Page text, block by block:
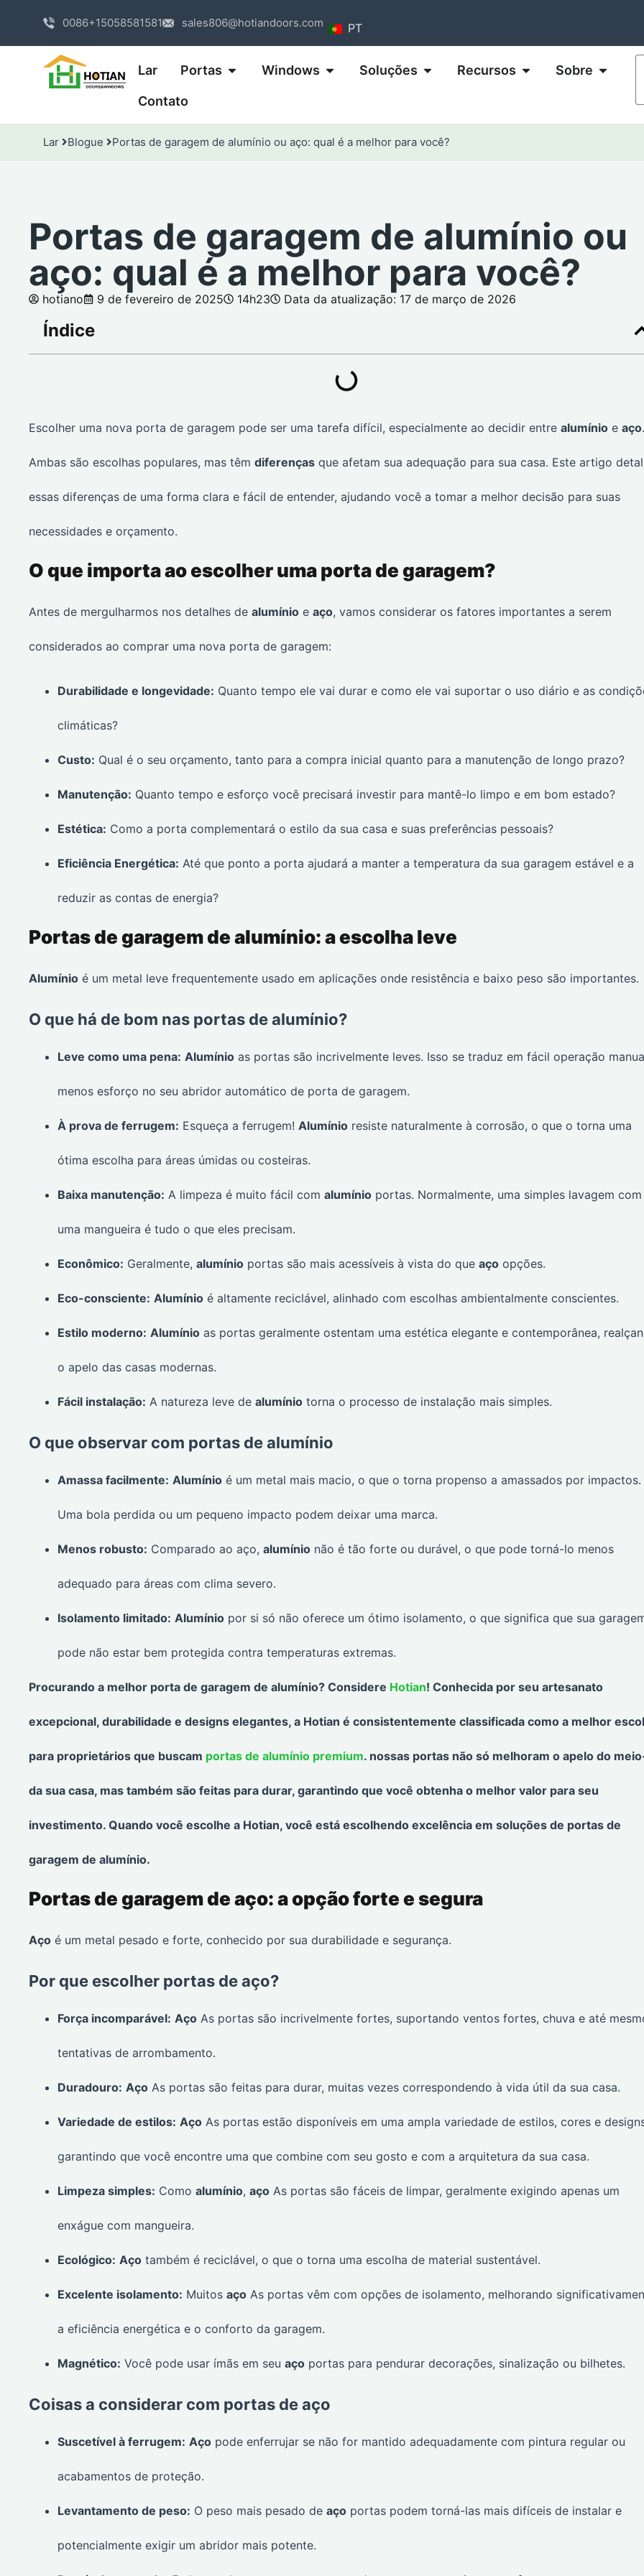
0086+15058581581 sales806@hotiandoors.com PT
Lar Portas Windows Soluções Recursos Sobre
Contato
Lar Blogue Portas de garagem de alumínio ou aço: qual é a melhor para você?
Portas de garagem de alumínio ou
aço: qual é a melhor para você?
hotiano 9 de fevereiro de 2025 14h23 Data da atualização: 17 de março de 2026
Índice
Escolher uma nova porta de garagem pode ser uma tarefa difícil, especialmente ao decidir entre alumínio e aço.
Ambas são escolhas populares, mas têm diferenças que afetam sua adequação para sua casa. Este artigo
essas diferenças de uma forma clara e fácil de entender, ajudando você a tomar a melhor decisão para suas
necessidades e orçamento.
O que importa ao escolher uma porta de garagem?
Antes de mergulharmos nos detalhes de alumínio e aço, vamos considerar os fatores importantes a serem
considerados ao comprar uma nova porta de garagem:
Durabilidade e longevidade: Quanto tempo ele vai durar e como ele vai suportar o uso diário e as
climáticas?
Custo: Qual é o seu orçamento, tanto para a compra inicial quanto para a manutenção de longo prazo?
Manutenção: Quanto tempo e esforço você precisará investir para mantê-lo limpo e em bom estado?
Estética: Como a porta complementará o estilo da sua casa e suas preferências pessoais?
Eficiência Energética: Até que ponto a porta ajudará a manter a temperatura da sua garagem estável e a
reduzir as contas de energia?
Portas de garagem de alumínio: a escolha leve
Alumínio é um metal leve frequentemente usado em aplicações onde resistência e baixo peso são importantes.
O que há de bom nas portas de alumínio?
Leve como uma pena: Alumínio as portas são incrivelmente leves. Isso se traduz em fácil operação
menos esforço no seu abridor automático de porta de garagem.
À prova de ferrugem: Esqueça a ferrugem! Alumínio resiste naturalmente à corrosão, o que o torna uma
ótima escolha para áreas úmidas ou costeiras.
Baixa manutenção: A limpeza é muito fácil com alumínio portas. Normalmente, uma simples lavagem com
uma mangueira é tudo o que eles precisam.
Econômico: Geralmente, alumínio portas são mais acessíveis à vista do que aço opções.
Eco-consciente: Alumínio é altamente reciclável, alinhado com escolhas ambientalmente conscientes.
Estilo moderno: Alumínio as portas geralmente ostentam uma estética elegante e contemporânea,
o apelo das casas modernas.
Fácil instalação: A natureza leve de alumínio torna o processo de instalação mais simples.
O que observar com portas de alumínio
Amassa facilmente: Alumínio é um metal mais macio, o que o torna propenso a amassados por impactos.
Uma bola perdida ou um pequeno impacto podem deixar uma marca.
Menos robusto: Comparado ao aço, alumínio não é tão forte ou durável, o que pode torná-lo menos
adequado para áreas com clima severo.
Isolamento limitado: Alumínio por si só não oferece um ótimo isolamento, o que significa que sua
pode não estar bem protegida contra temperaturas extremas.
Procurando a melhor porta de garagem de alumínio? Considere Hotian! Conhecida por seu artesanato
excepcional, durabilidade e designs elegantes, a Hotian é consistentemente classificada como a melhor
para proprietários que buscam portas de alumínio premium. nossas portas não só melhoram o apelo do
da sua casa, mas também são feitas para durar, garantindo que você obtenha o melhor valor para seu
investimento. Quando você escolhe a Hotian, você está escolhendo excelência em soluções de portas de
garagem de alumínio.
Portas de garagem de aço: a opção forte e segura
Aço é um metal pesado e forte, conhecido por sua durabilidade e segurança.
Por que escolher portas de aço?
Força incomparável: Aço As portas são incrivelmente fortes, suportando ventos fortes, chuva e até
tentativas de arrombamento.
Duradouro: Aço As portas são feitas para durar, muitas vezes correspondendo à vida útil da sua casa.
Variedade de estilos: Aço As portas estão disponíveis em uma ampla variedade de estilos, cores e
garantindo que você encontre uma que combine com seu gosto e com a arquitetura da sua casa.
Limpeza simples: Como alumínio, aço As portas são fáceis de limpar, geralmente exigindo apenas um
enxágue com mangueira.
Ecológico: Aço também é reciclável, o que o torna uma escolha de material sustentável.
Excelente isolamento: Muitos aço As portas vêm com opções de isolamento, melhorando
a eficiência energética e o conforto da garagem.
Magnético: Você pode usar ímãs em seu aço portas para pendurar decorações, sinalização ou bilhetes.
Coisas a considerar com portas de aço
Suscetível à ferrugem: Aço pode enferrujar se não for mantido adequadamente com pintura regular ou
acabamentos de proteção.
Levantamento de peso: O peso mais pesado de aço portas podem torná-las mais difíceis de instalar e
potencialmente exigir um abridor mais potente.